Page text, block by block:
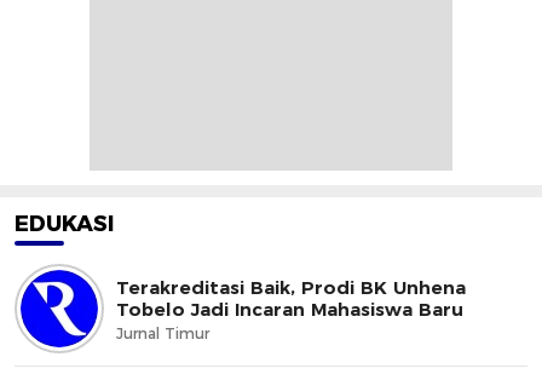
EDUKASI
Terakreditasi Baik, Prodi BK Unhena
Tobelo Jadi Incaran Mahasiswa Baru
Jurnal Timur